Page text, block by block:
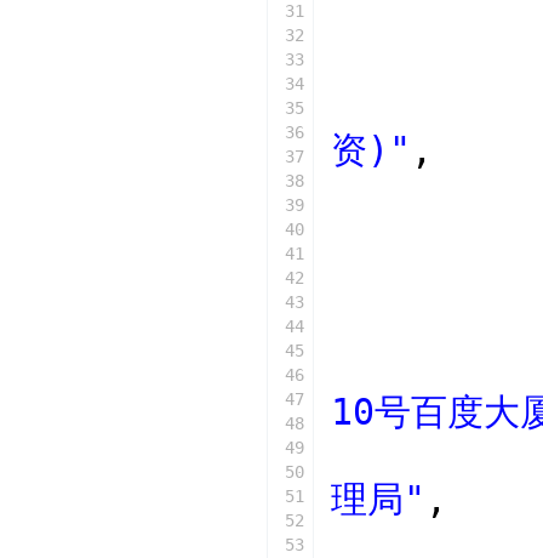
31
32
33
34
35
36
37
38
39
40
41
42
43
44
45
46
47
48
49
50
51
52
53
资)" ,
10号百度大
理局" ,